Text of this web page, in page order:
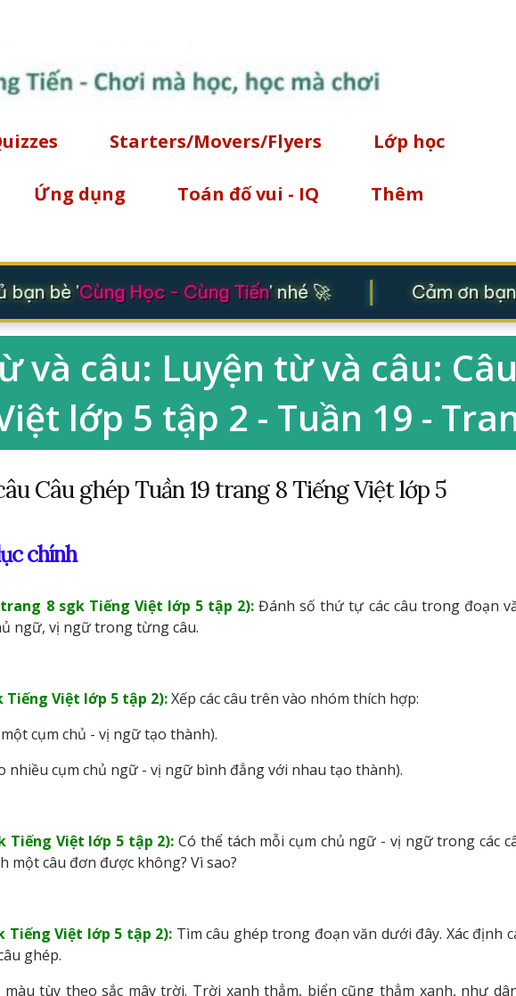
Starters/Movers/Flyers Lớp học
Ứng dụng Toán đố vui - IQ Thêm
bè 'Cùng Học - Cùng Tiến' nhé 🚀 Cảm ơn
và câu: Luyện từ và câu:
lớp 5 tập 2 - Tuần 19 -
Câu ghép Tuần 19 trang 8 Tiếng Việt lớp 5
chính
8 sgk Tiếng Việt lớp 5 tập 2): Đánh số thứ tự các câu trong đoạn
ngữ, vị ngữ trong từng câu.
Tiếng Việt lớp 5 tập 2):Xếp các câu trên vào nhóm thích hợp:
cụm chủ - vị ngữ tạo thành).
nhiều cụm chủ ngữ - vị ngữ bình đẳng với nhau tạo thành).
Tiếng Việt lớp 5 tập 2): Có thể tách mỗi cụm chủ ngữ - vị ngữ trong các
một câu đơn được không? Vì sao?
Tiếng Việt lớp 5 tập 2): Tìm câu ghép trong đoạn văn dưới đây. Xác định
ghép.
tùy theo sắc mây trời. Trời xanh thẳm, biển cũng thẳm xanh, như